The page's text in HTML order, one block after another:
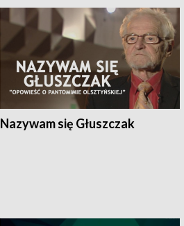
Nazywam się Głuszczak